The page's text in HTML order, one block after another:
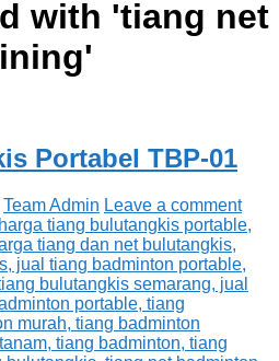
with 'tiang net
'
Portabel TBP-01
Team Admin Leave a comment